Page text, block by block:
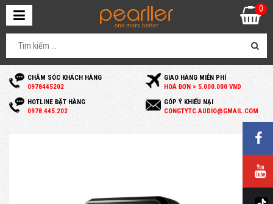
CHĂM SÓC KHÁCH HÀNG
0978445202
GIAO HÀNG MIỄN PHÍ
HOÁ ĐƠN > 5.000.000 VND
HOTLINE ĐẶT HÀNG
0978.445.202
GÓP Ý KHIẾU NẠI
CONGTYTC.AUDIO@GMAIL.COM
0